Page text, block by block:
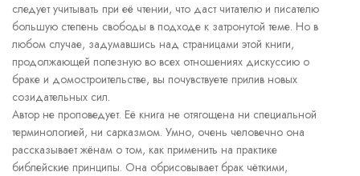
следует учитывать при её чтении, что даст читателю и писателю
большую степень свободы в подходе к затронутой теме. Но в
любом случае, задумавшись над страницами этой книги,
продолжающей полезную во всех отношениях дискуссию о
браке и домостроительстве, вы почувствуете прилив новых
созидательных сил.
Автор не проповедует. Её книга не отягощена ни специальной
терминологией, ни сарказмом. Умно, очень человечно она
рассказывает жёнам о том, как применить на практике
библейские принципы. Она обрисовывает брак чёткими,